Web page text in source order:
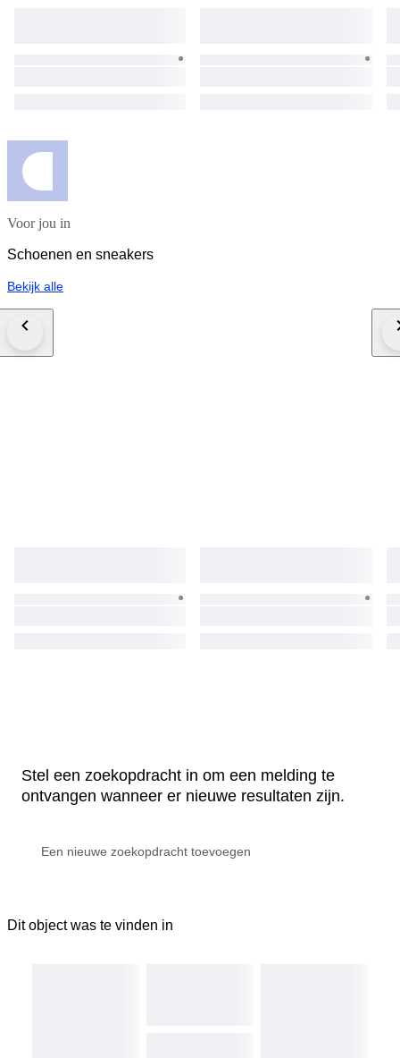
Voor jou in
Schoenen en sneakers
Bekijk alle
Stel een zoekopdracht in om een melding te
ontvangen wanneer er nieuwe resultaten zijn.
Dit object was te vinden in